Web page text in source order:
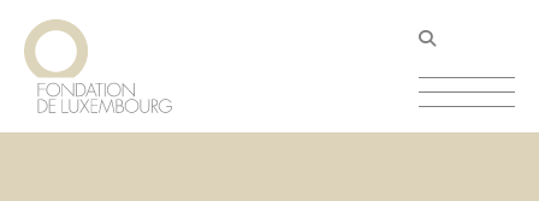
Direkt
zum
Inhalt
Cookie-Einstellungen